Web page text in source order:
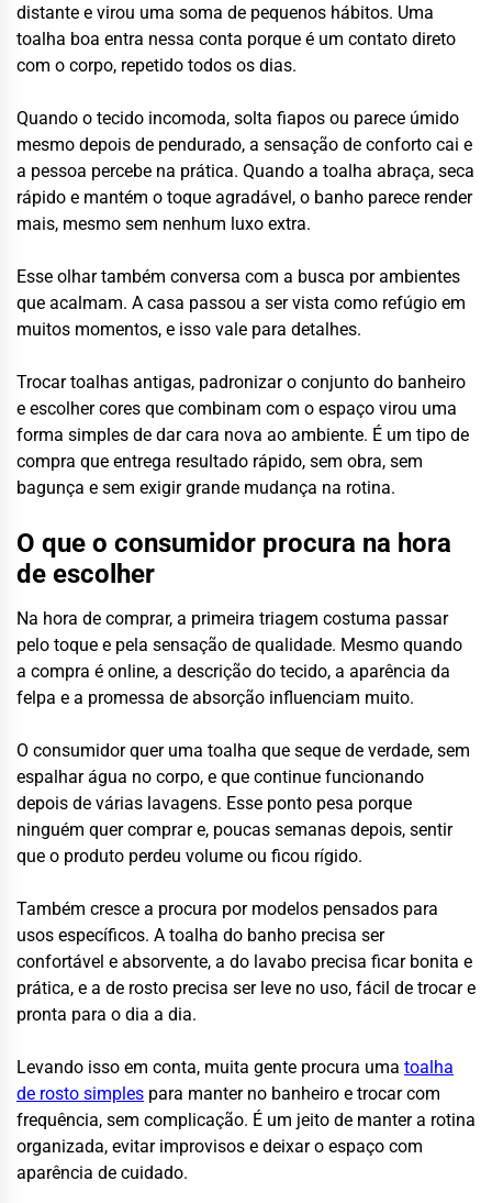
distante e virou uma soma de pequenos hábitos. Uma
toalha boa entra nessa conta porque é um contato direto
com o corpo, repetido todos os dias.
Quando o tecido incomoda, solta fiapos ou parece úmido
mesmo depois de pendurado, a sensação de conforto cai e
a pessoa percebe na prática. Quando a toalha abraça, seca
rápido e mantém o toque agradável, o banho parece render
mais, mesmo sem nenhum luxo extra.
Esse olhar também conversa com a busca por ambientes
que acalmam. A casa passou a ser vista como refúgio em
muitos momentos, e isso vale para detalhes.
Trocar toalhas antigas, padronizar o conjunto do banheiro
e escolher cores que combinam com o espaço virou uma
forma simples de dar cara nova ao ambiente. É um tipo de
compra que entrega resultado rápido, sem obra, sem
bagunça e sem exigir grande mudança na rotina.
O que o consumidor procura na hora
de escolher
Na hora de comprar, a primeira triagem costuma passar
pelo toque e pela sensação de qualidade. Mesmo quando
a compra é online, a descrição do tecido, a aparência da
felpa e a promessa de absorção influenciam muito.
O consumidor quer uma toalha que seque de verdade, sem
espalhar água no corpo, e que continue funcionando
depois de várias lavagens. Esse ponto pesa porque
ninguém quer comprar e, poucas semanas depois, sentir
que o produto perdeu volume ou ficou rígido.
Também cresce a procura por modelos pensados para
usos específicos. A toalha do banho precisa ser
confortável e absorvente, a do lavabo precisa ficar bonita e
prática, e a de rosto precisa ser leve no uso, fácil de trocar e
pronta para o dia a dia.
Levando isso em conta, muita gente procura uma toalha
de rosto simples para manter no banheiro e trocar com
frequência, sem complicação. É um jeito de manter a rotina
organizada, evitar improvisos e deixar o espaço com
aparência de cuidado.